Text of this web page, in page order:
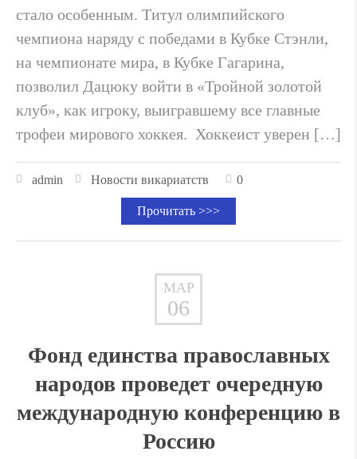
стало особенным. Титул олимпийского
чемпиона наряду с победами в Кубке Стэнли,
на чемпионате мира, в Кубке Гагарина,
позволил Дацюку войти в «Тройной золотой
клуб», как игроку, выигравшему все главные
трофеи мирового хоккея. Хоккеист уверен […]
admin Новости викариатств 0
Прочитать >>>
МАР
06
Фонд единства православных
народов проведет очередную
международную конференцию в
Россию